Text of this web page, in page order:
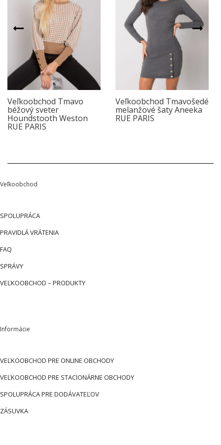
Veľkoobchod Tmavo
béžový sveter
Houndstooth Weston
RUE PARIS
Veľkoobchod Tmavošedé
melanžové šaty Aneeka
RUE PARIS
Veľkoobchod
SPOLUPRÁCA
PRAVIDLÁ VRÁTENIA
FAQ
SPRÁVY
VEĽKOOBCHOD – PRODUKTY
Informácie
VEĽKOOBCHOD PRE ONLINE OBCHODY
VEĽKOOBCHOD PRE STACIONÁRNE OBCHODY
SPOLUPRÁCA PRE DODÁVATEĽOV
ZÁSUVKA